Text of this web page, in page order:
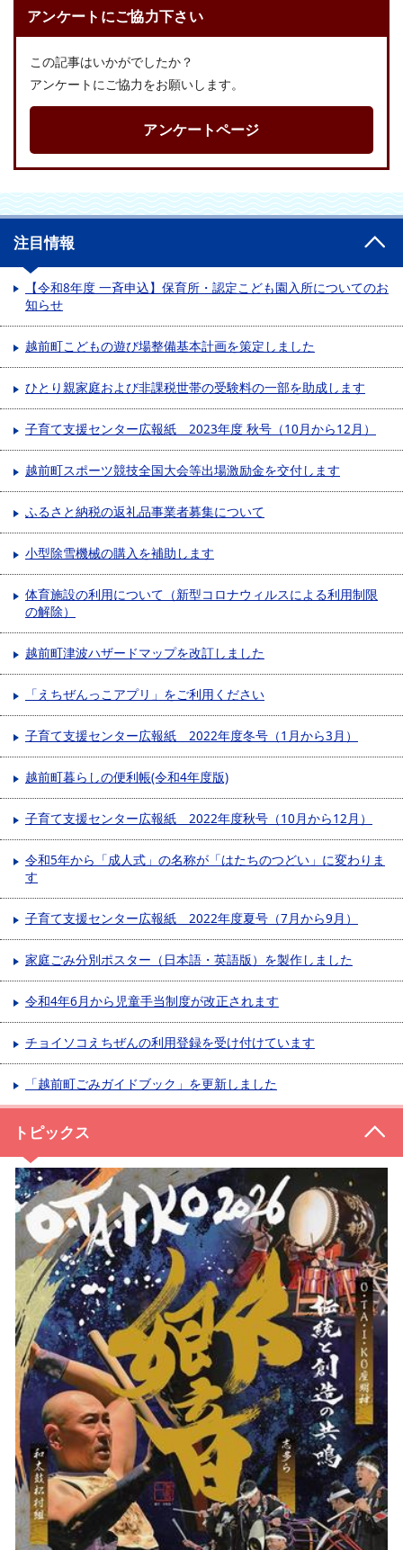
アンケートにご協力下さい
この記事はいかがでしたか？
アンケートにご協力をお願いします。
アンケートページ
注目情報
【令和8年度 一斉申込】保育所・認定こども園入所についてのお
知らせ
越前町こどもの遊び場整備基本計画を策定しました
ひとり親家庭および非課税世帯の受験料の一部を助成します
子育て支援センター広報紙 2023年度 秋号（10月から12月）
越前町スポーツ競技全国大会等出場激励金を交付します
ふるさと納税の返礼品事業者募集について
小型除雪機械の購入を補助します
体育施設の利用について（新型コロナウィルスによる利用制限
の解除）
越前町津波ハザードマップを改訂しました
「えちぜんっこアプリ」をご利用ください
子育て支援センター広報紙 2022年度冬号（1月から3月）
越前町暮らしの便利帳(令和4年度版)
子育て支援センター広報紙 2022年度秋号（10月から12月）
令和5年から「成人式」の名称が「はたちのつどい」に変わりま
す
子育て支援センター広報紙 2022年度夏号（7月から9月）
家庭ごみ分別ポスター（日本語・英語版）を製作しました
令和4年6月から児童手当制度が改正されます
チョイソコえちぜんの利用登録を受け付けています
「越前町ごみガイドブック」を更新しました
トピックス